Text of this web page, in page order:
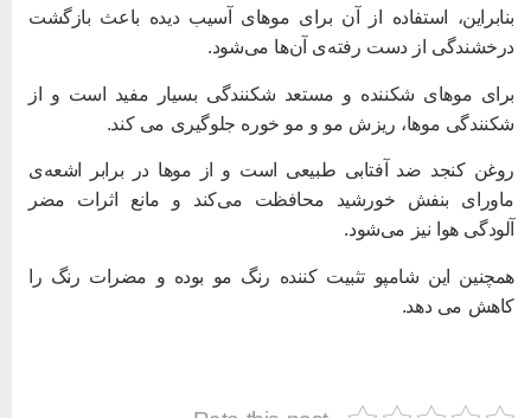
استفاده از آن برای موهای آسیب دیده باعث بازگشت
از دست رفته‌ی آن‌ها می‌شود.
موهای شکننده و مستعد شکنندگی بسیار مفید است و از
موها، ریزش مو و مو خوره جلوگیری می کند.
کنجد ضد آفتابی طبیعی است و از موها در برابر اشعه‌ی
بنفش خورشید محافظت می‌کند و مانع اثرات مضر
هوا نیز می‌شود.
این شامپو تثبیت کننده رنگ مو بوده و مضرات رنگ را
می دهد.